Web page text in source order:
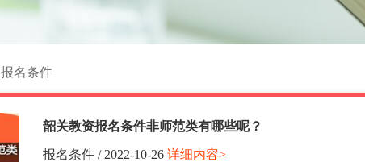
报名条件
韶关教资报名条件非师范类有哪些呢？
报名条件 / 2022-10-26 详细内容>